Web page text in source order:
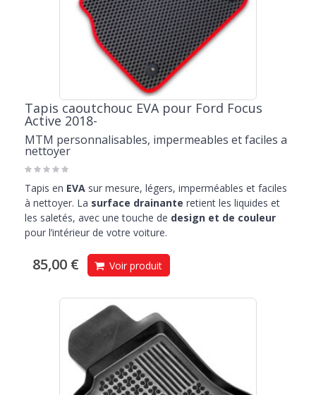
Tapis caoutchouc EVA pour Ford Focus
Active 2018-
MTM personnalisables, impermeables et faciles a
nettoyer
Tapis en EVA sur mesure, légers, imperméables et faciles
à nettoyer. La surface drainante retient les liquides et
les saletés, avec une touche de design et de couleur
pour l’intérieur de votre voiture.
85,00 € Voir produit